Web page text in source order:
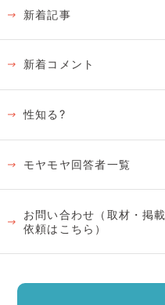
新着記事
新着コメント
性知る?
モヤモヤ回答者一覧
お問い合わせ（取材・掲載
依頼はこちら）